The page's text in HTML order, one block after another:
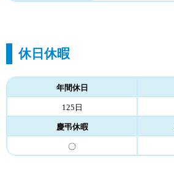
休日休暇
年間休日
125日
慶弔休暇
〇